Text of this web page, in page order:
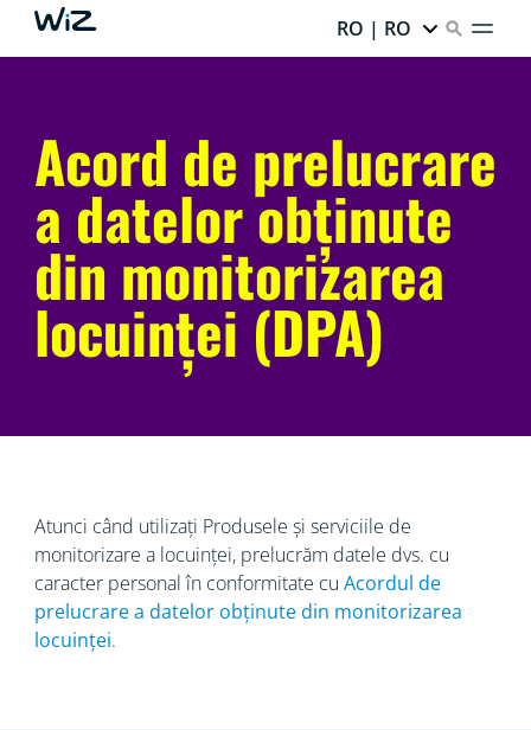
RO | RO
Acord de prelucrare
a datelor obținute
din monitorizarea
locuinței (DPA)
Atunci când utilizați Produsele și serviciile de
monitorizare a locuinței, prelucrăm datele dvs. cu
caracter personal în conformitate cu Acordul de
prelucrare a datelor obținute din monitorizarea
locuinței.